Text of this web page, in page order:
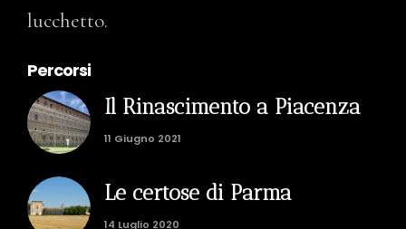
lucchetto.
Percorsi
Il Rinascimento a Piacenza
11 Giugno 2021
Le certose di Parma
14 Luglio 2020